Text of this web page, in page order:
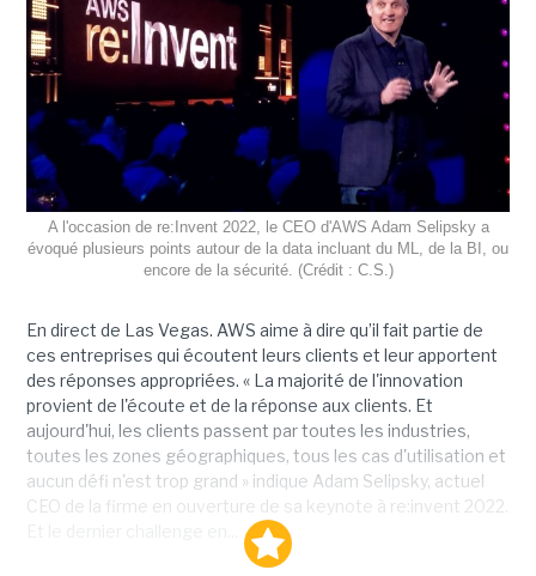
A l'occasion de re:Invent 2022, le CEO d'AWS Adam Selipsky a
évoqué plusieurs points autour de la data incluant du ML, de la BI, ou
encore de la sécurité. (Crédit : C.S.)
En direct de Las Vegas. AWS aime à dire qu’il fait partie de
ces entreprises qui écoutent leurs clients et leur apportent
des réponses appropriées. « La majorité de l'innovation
provient de l'écoute et de la réponse aux clients. Et
aujourd'hui, les clients passent par toutes les industries,
toutes les zones géographiques, tous les cas d'utilisation et
aucun défi n'est trop grand » indique Adam Selipsky, actuel
CEO de la firme en ouverture de sa keynote à re:invent 2022.